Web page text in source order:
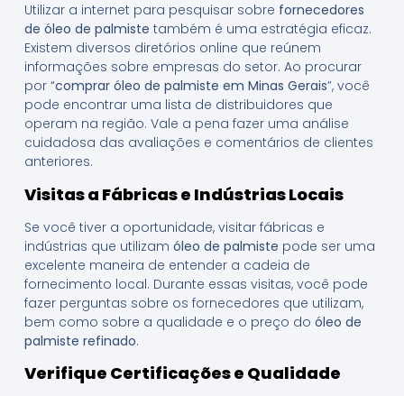
Utilizar a internet para pesquisar sobre fornecedores
de óleo de palmiste também é uma estratégia eficaz.
Existem diversos diretórios online que reúnem
informações sobre empresas do setor. Ao procurar
por “comprar óleo de palmiste em Minas Gerais”, você
pode encontrar uma lista de distribuidores que
operam na região. Vale a pena fazer uma análise
cuidadosa das avaliações e comentários de clientes
anteriores.
Visitas a Fábricas e Indústrias Locais
Se você tiver a oportunidade, visitar fábricas e
indústrias que utilizam óleo de palmiste pode ser uma
excelente maneira de entender a cadeia de
fornecimento local. Durante essas visitas, você pode
fazer perguntas sobre os fornecedores que utilizam,
bem como sobre a qualidade e o preço do óleo de
palmiste refinado.
Verifique Certificações e Qualidade